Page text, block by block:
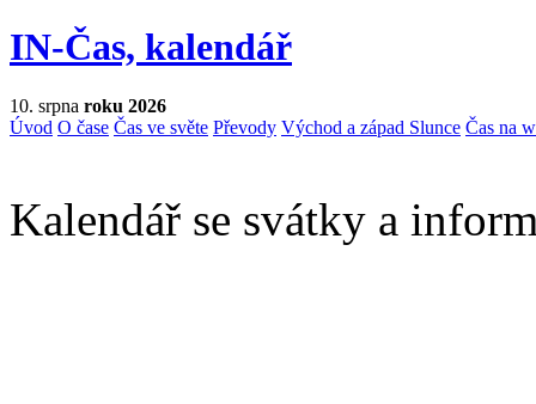
IN-Čas, kalendář
10. srpna roku 2026
Úvod O čase Čas ve světe Převody Východ a západ Slunce Čas na
Kalendář se svátky a